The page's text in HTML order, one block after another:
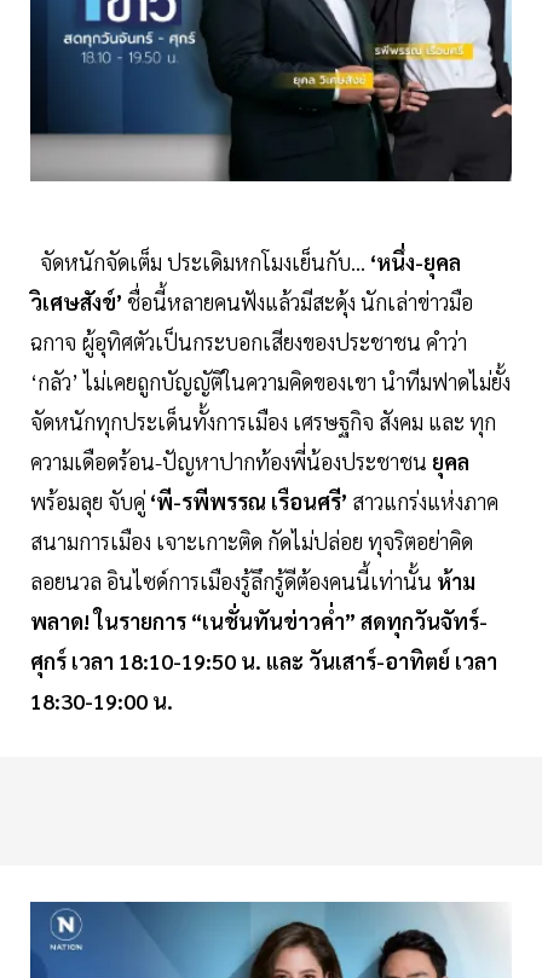
จัดหนักจัดเต็ม ประเดิมหกโมงเย็นกับ... ‘หนึ่ง-ยุคล
วิเศษสังข์’ ชื่อนี้หลายคนฟังแล้วมีสะดุ้ง นักเล่าข่าวมือ
ฉกาจ ผู้อุทิศตัวเป็นกระบอกเสียงของประชาชน คำว่า
‘กลัว’ ไม่เคยถูกบัญญัติในความคิดของเขา นำทีมฟาดไม่ยั้ง
จัดหนักทุกประเด็นทั้งการเมือง เศรษฐกิจ สังคม และ ทุก
ความเดือดร้อน-ปัญหาปากท้องพี่น้องประชาชน ยุคล
พร้อมลุย จับคู่ ‘พี-รพีพรรณ เรือนศรี’ สาวแกร่งแห่งภาค
สนามการเมือง เจาะเกาะติด กัดไม่ปล่อย ทุจริตอย่าคิด
ลอยนวล อินไซด์การเมืองรู้ลึกรู้ดีต้องคนนี้เท่านั้น ห้าม
พลาด! ในรายการ “เนชั่นทันข่าวค่ำ” สดทุกวันจัทร์-
ศุกร์ เวลา 18:10-19:50 น. และ วันเสาร์-อาทิตย์ เวลา
18:30-19:00 น.